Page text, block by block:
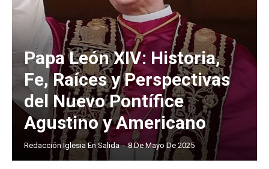
Papa León XIV: Historia,
Fe, Raíces y Perspectivas
del Nuevo Pontífice
Agustino y Americano
Redacción Iglesia En Salida - 8 De Mayo De 2025